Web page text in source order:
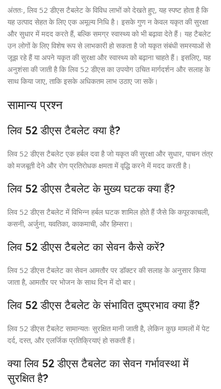
अंततः, लिव 52 डीएस टैबलेट के विविध लाभों को देखते हुए, यह स्पष्ट होता है कि
यह उत्पाद सेहत के लिए एक अमूल्य निधि है। इसके गुण न केवल यकृत की सुरक्षा
और सुधार में मदद करते हैं, बल्कि समग्र स्वास्थ्य को भी बढ़ावा देते हैं। यह टैबलेट
उन लोगों के लिए विशेष रूप से लाभकारी हो सकता है जो यकृत संबंधी समस्याओं से
जूझ रहे हैं या अपने यकृत की सुरक्षा और स्वास्थ्य को बढ़ाना चाहते हैं। इसलिए, यह
अनुशंसा की जाती है कि लिव 52 डीएस का उपयोग उचित मार्गदर्शन और सलाह के
साथ किया जाए, ताकि इसके अधिकतम लाभ उठाए जा सकें।
सामान्य प्रश्न
लिव 52 डीएस टैबलेट क्या है?
लिव 52 डीएस टैबलेट एक हर्बल दवा है जो यकृत की सुरक्षा और सुधार, पाचन तंत्र
को मजबूती देने और रोग प्रतिरोधक क्षमता में वृद्धि करने में मदद करती है।
लिव 52 डीएस टैबलेट के मुख्य घटक क्या हैं?
लिव 52 डीएस टैबलेट में विभिन्न हर्बल घटक शामिल होते हैं जैसे कि कपूरकाचली,
कसनी, अर्जुना, यवतिका, काकमाची, और हिम्सरा।
लिव 52 डीएस टैबलेट का सेवन कैसे करें?
लिव 52 डीएस टैबलेट का सेवन आमतौर पर डॉक्टर की सलाह के अनुसार किया
जाता है, आमतौर पर भोजन के साथ दिन में दो बार।
लिव 52 डीएस टैबलेट के संभावित दुष्प्रभाव क्या हैं?
लिव 52 डीएस टैबलेट सामान्यतः सुरक्षित मानी जाती है, लेकिन कुछ मामलों में पेट
दर्द, दस्त, और एलर्जिक प्रतिक्रियाएं हो सकती हैं।
क्या लिव 52 डीएस टैबलेट का सेवन गर्भावस्था में
सुरक्षित है?